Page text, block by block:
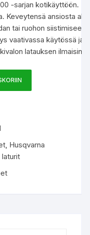
-sarjan kotikäyttöön.
Keveytensä ansiosta
tai ruohon siistimiseen
vaativassa käytössä ja
latauksen ilmaisin.
, Husqvarna
laturit